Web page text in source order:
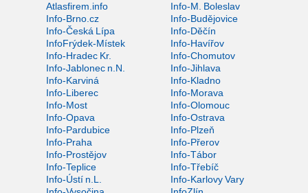
Atlasfirem.info
Info-M. Boleslav
Info-Brno.cz
Info-Budějovice
Info-Česká Lípa
Info-Děčín
InfoFrýdek-Místek
Info-Havířov
Info-Hradec Kr.
Info-Chomutov
Info-Jablonec n.N.
Info-Jihlava
Info-Karviná
Info-Kladno
Info-Liberec
Info-Morava
Info-Most
Info-Olomouc
Info-Opava
Info-Ostrava
Info-Pardubice
Info-Plzeň
Info-Praha
Info-Přerov
Info-Prostějov
Info-Tábor
Info-Teplice
Info-Třebíč
Info-Ústí n.L.
Info-Karlovy Vary